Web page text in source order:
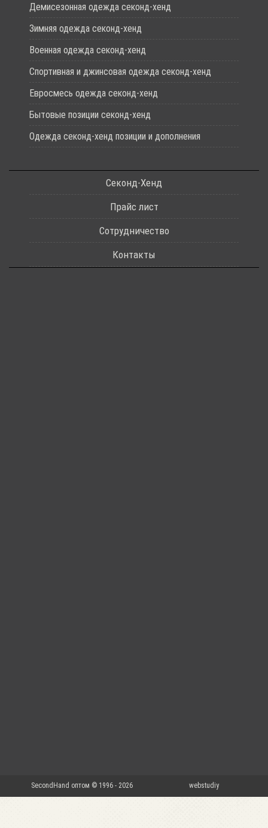
Демисезонная одежда секонд-хенд
Зимняя одежда секонд-хенд
Военная одежда секонд-хенд
Спортивная и джинсовая одежда секонд-хенд
Евросмесь одежда секонд-хенд
Бытовые позиции секонд-хенд
Одежда секонд-хенд позиции и дополнения
Секонд-Хенд
Прайс лист
Сотрудничество
Контакты
SecondHand оптом © 1996 - 2026 webstudiy